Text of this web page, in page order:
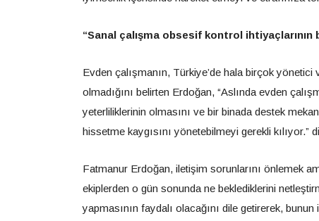
“Sanal çalışma obsesif kontrol ihtiyaçlarının
Evden çalışmanın, Türkiye’de hala birçok
olmadığını belirten Erdoğan, “Aslında evden
yeterliliklerinin olmasını ve bir binada destek
hissetme kaygısını yönetebilmeyi gerekli kılıyor.”
Fatmanur Erdoğan, iletişim sorunlarını önlemek
ekiplerden o gün sonunda ne beklediklerini
yapmasının faydalı olacağını dile getirerek,